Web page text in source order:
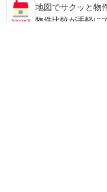
地図でサクッと物
物件比較が手軽に